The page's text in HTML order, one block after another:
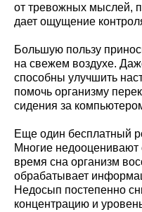
от тревожных мыслей,
дает ощущение
Большую пользу
на свежем воздухе.
способны улучшить
помочь организму
сидения за
Еще один бесплатный
Многие недооценивают
время сна организм
обрабатывает
Недосып постепенно
концентрацию и